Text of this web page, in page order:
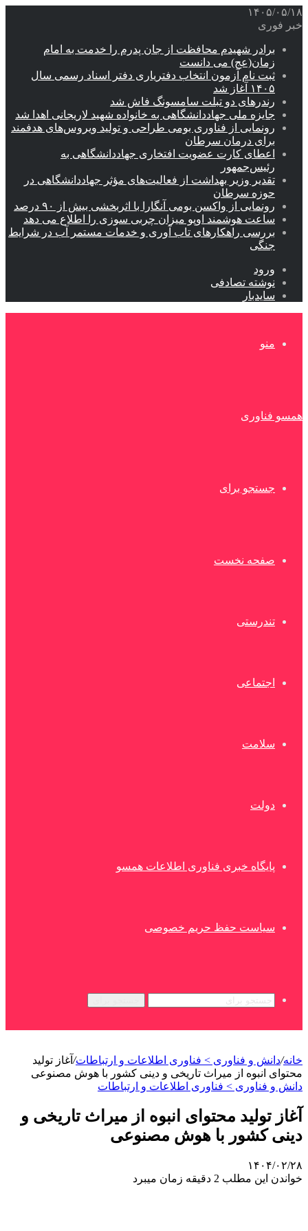
۱۴۰۵/۰۵/۱۸
خبر فوری
برادر شهیدم محافظت از جان پدرم را خدمت به امام
زمان(عج) می دانست
ثبت نام آزمون انتخاب دفتریاری دفتر اسناد رسمی سال
۱۴۰۵ آغاز شد
رندرهای دو تبلت سامسونگ فاش شد
جایزه ملی جهاددانشگاهی به خانواده شهید لاریجانی اهدا شد
رونمایی از فناوری بومی طراحی و تولید ویروس‌های هدفمند
برای درمان سرطان
اعطای کارت عضویت افتخاری جهاددانشگاهی به
رئیس‌جمهور
تقدیر وزیر بهداشت از فعالیت‌های مؤثر جهاددانشگاهی در
حوزه سرطان
رونمایی از واکسن بومی آنگارا با اثربخشی بیش از ۹۰ درصد
ساعت هوشمند اوپو میزان چربی سوزی را اطلاع می دهد
بررسی راهکارهای تاب آوری و خدمات مستمر آب در شرایط
جنگی
ورود
نوشته تصادفی
سایدبار
منو
همسو فناوری
جستجو برای
صفحه نخست
تندرستی
اجتماعی
سلامت
دولت
پایگاه خبری فناوری اطلاعات همسو
سیاست حفظ حریم خصوصی
خانه/دانش و فناوری > فناوری اطلاعات و ارتباطات/ آغاز تولید
محتوای انبوه از میراث تاریخی و دینی کشور با هوش مصنوعی
دانش و فناوری > فناوری اطلاعات و ارتباطات
آغاز تولید محتوای انبوه از میراث تاریخی و
دینی کشور با هوش مصنوعی
۱۴۰۴/۰۲/۲۸
خواندن این مطلب 2 دقیقه زمان میبرد